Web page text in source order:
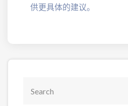
供更具体的建议。